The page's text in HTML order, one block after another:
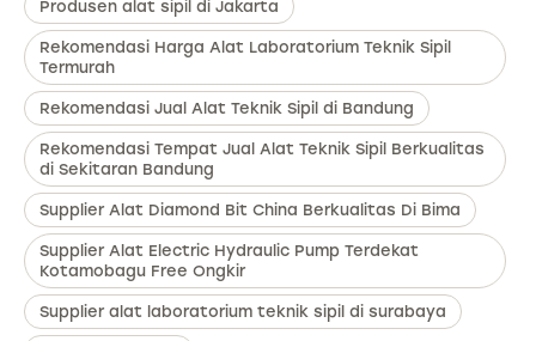
Produsen alat sipil di Jakarta
Rekomendasi Harga Alat Laboratorium Teknik Sipil
Termurah
Rekomendasi Jual Alat Teknik Sipil di Bandung
Rekomendasi Tempat Jual Alat Teknik Sipil Berkualitas
di Sekitaran Bandung
Supplier Alat Diamond Bit China Berkualitas Di Bima
Supplier Alat Electric Hydraulic Pump Terdekat
Kotamobagu Free Ongkir
Supplier alat laboratorium teknik sipil di surabaya